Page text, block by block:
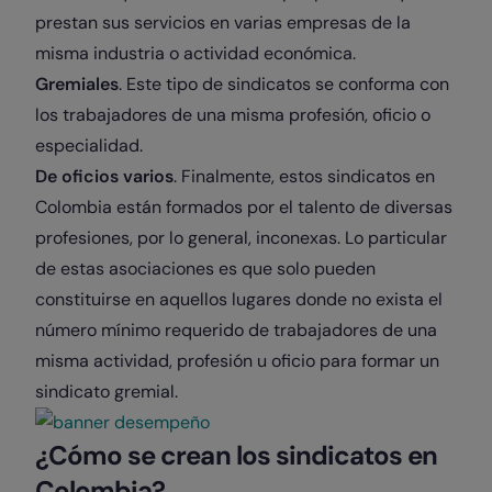
prestan sus servicios en varias empresas de la
misma industria o actividad económica.
Gremiales. Este tipo de sindicatos se conforma con
los trabajadores de una misma profesión, oficio o
especialidad.
De oficios varios. Finalmente, estos sindicatos en
Colombia están formados por el talento de diversas
profesiones, por lo general, inconexas. Lo particular
de estas asociaciones es que solo pueden
constituirse en aquellos lugares donde no exista el
número mínimo requerido de trabajadores de una
misma actividad, profesión u oficio para formar un
sindicato gremial.
¿Cómo se crean los sindicatos en